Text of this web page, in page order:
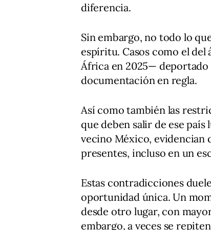
diferencia.
Sin embargo, no todo lo
espíritu. Casos como el
África en 2025— deportado
documentación en regla.
Así como también las
que deben salir de ese
vecino México, evidencian
presentes, incluso en un
Estas contradicciones
oportunidad única. Un
desde otro lugar, con
embargo, a veces se